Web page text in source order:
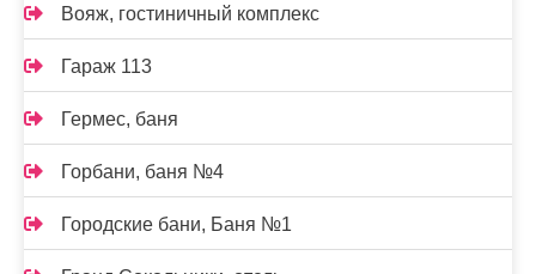
Вояж, гостиничный комплекс
Гараж 113
Гермес, баня
Горбани, баня №4
Городские бани, Баня №1